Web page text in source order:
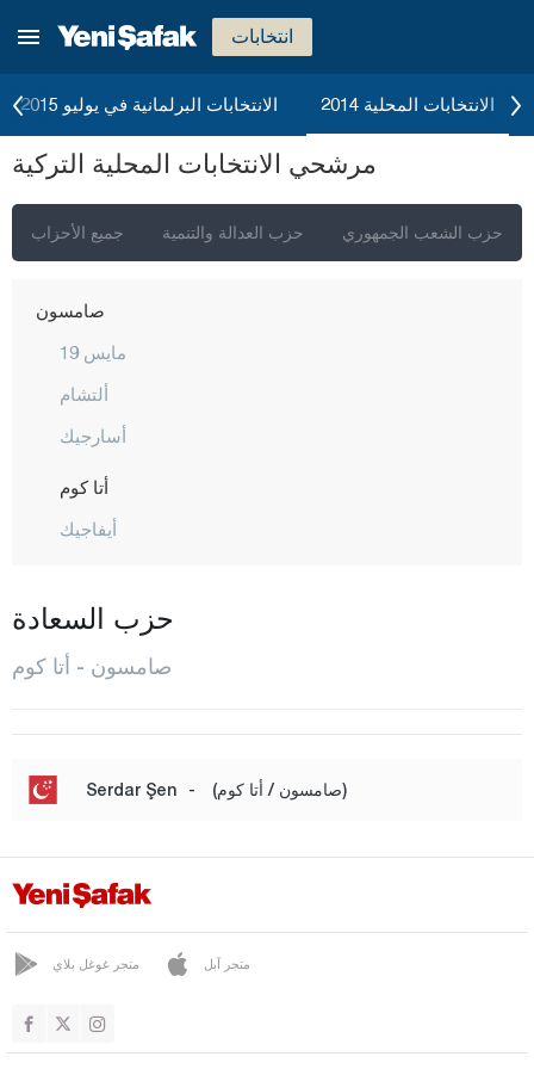
انتخابات
الانتخابات البرلمانية في يوليو 2015 الانتخابات المحلية 2014
مرشحي الانتخابات المحلية التركية
جميع الأحزاب حزب العدالة والتنمية حزب الشعب الجمهوري
نيفشهير
أوردو
عثمانية
صقاريا
صامسون
19 مايس
ألتشام
أسارجيك
أتا كوم
أيفاجيك
جانيك
شارشامبا
إيلك أديم
كافاك
صالي بازاري
تيككيه كوي
ياكاكنت
حزب السعادة
صامسون - أتا كوم
Serdar Şen - (صامسون / أتا كوم)
متجر غوغل بلاي متجر آبل